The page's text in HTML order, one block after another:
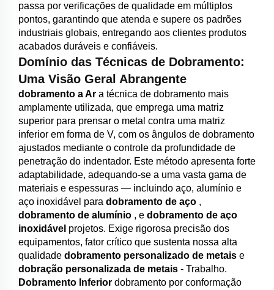
passa por verificações de qualidade em múltiplos
pontos, garantindo que atenda e supere os padrões
industriais globais, entregando aos clientes produtos
acabados duráveis e confiáveis.
Domínio das Técnicas de Dobramento:
Uma Visão Geral Abrangente
dobramento a Ar a técnica de dobramento mais
amplamente utilizada, que emprega uma matriz
superior para prensar o metal contra uma matriz
inferior em forma de V, com os ângulos de dobramento
ajustados mediante o controle da profundidade de
penetração do indentador. Este método apresenta forte
adaptabilidade, adequando-se a uma vasta gama de
materiais e espessuras — incluindo aço, alumínio e
aço inoxidável para dobramento de aço ,
dobramento de alumínio , e dobramento de aço
inoxidável projetos. Exige rigorosa precisão dos
equipamentos, fator crítico que sustenta nossa alta
qualidade dobramento personalizado de metais e
dobração personalizada de metais - Trabalho.
Dobramento Inferior dobramento por conformação